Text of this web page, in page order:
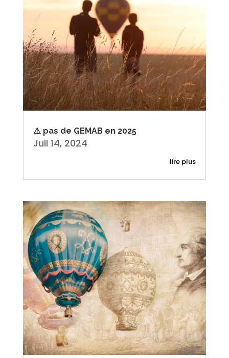
⚠️ pas de GEMAB en 2025
Juil 14, 2024
lire plus